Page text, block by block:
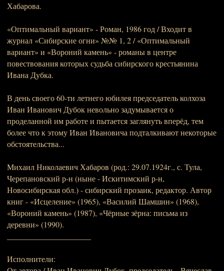
Хабарова.
«Оптимальный вариант» - Роман, 1986 год / Входит в
журнал «Сибирские огни» №№ 1, 2 / «Оптимальный
вариант» и «Вороний камень» - романы в центре
повествования которых судьба сибирского крестьянина
Ивана Дубка.
В день своего 60-ти летнего юбилея председатель колхоза
Иван Иванович Дубок невольно задумывается о
проделанной им работе и пытается заглянуть вперёд, тем
более что к этому Иван Ивановича подталкивают некоторые
обстоятельства...
Михаил Николаевич Хабаров (род.: 29.07.1924г., с. Тула,
Черепановский р-н (ныне - Искитимский р-н,
Новосибирская обл.) - сибирский прозаик, редактор. Автор
книг - «Исцеление» (1965), «Василий Шамшин» (1968),
«Вороний камень» (1987), «Чёрные зёрна: письма из
деревни» (1990).
Исполнители: